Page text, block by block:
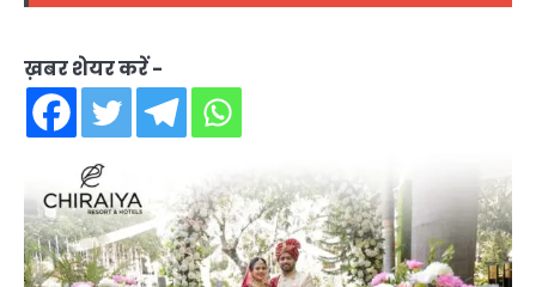
ख़बर शेयर करें -